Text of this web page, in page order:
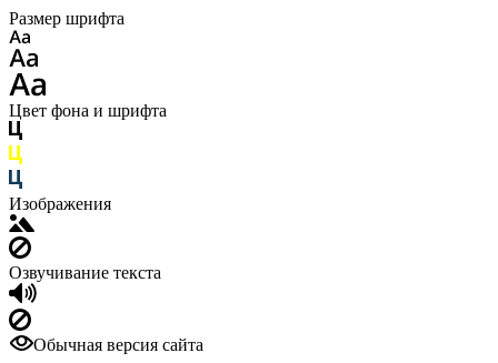
Размер шрифта
Цвет фона и шрифта
Изображения
Озвучивание текста
Обычная версия сайта